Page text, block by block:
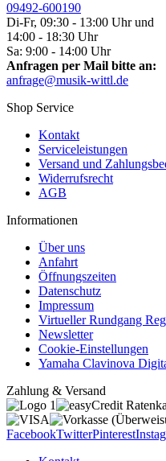
09492-600190
Di-Fr, 09:30 - 13:00 Uhr und
14:00 - 18:30 Uhr
Sa: 9:00 - 14:00 Uhr
Anfragen per Mail bitte an:
anfrage@musik-wittl.de
Shop Service
Kontakt
Serviceleistungen
Versand und
Widerrufsrecht
AGB
Informationen
Über uns
Anfahrt
Öffnungszeiten
Datenschutz
Impressum
Virtueller Rundgang
Newsletter
Cookie-Einstellungen
Yamaha Clavinova
Zahlung & Versand
FacebookTwitterPinterest